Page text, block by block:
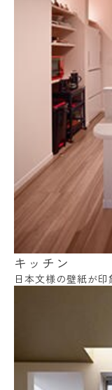
キッチン
日本文様の壁紙が印